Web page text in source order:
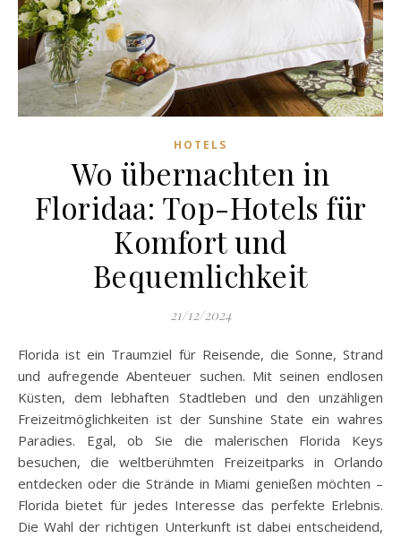
HOTELS
Wo übernachten in
Floridaa: Top-Hotels für
Komfort und
Bequemlichkeit
21/12/2024
Florida ist ein Traumziel für Reisende, die Sonne, Strand
und aufregende Abenteuer suchen. Mit seinen endlosen
Küsten, dem lebhaften Stadtleben und den unzähligen
Freizeitmöglichkeiten ist der Sunshine State ein wahres
Paradies. Egal, ob Sie die malerischen Florida Keys
besuchen, die weltberühmten Freizeitparks in Orlando
entdecken oder die Strände in Miami genießen möchten –
Florida bietet für jedes Interesse das perfekte Erlebnis.
Die Wahl der richtigen Unterkunft ist dabei entscheidend,